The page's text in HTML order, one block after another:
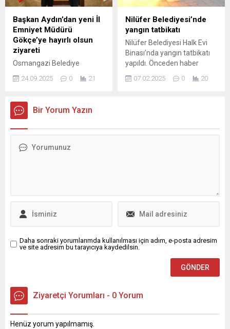
Haberlere göre çeşitli
ülkelerden gazeteler ve
haber ajansları bu gelişmeyi
sayfalarına taşıdı;
yorumlarda...
vücudunda salgılanan bu
kimyasalların duygu,
düşünce ve davranışlar
üzerindeki belirleyici rolü
bilimsel veriler ışığında ele
alındı. Osmangazi’de
yaşayan vatandaşların farklı
alanlarda bilinçlenerek
Başkan Aydın’dan yeni İl
Emniyet Müdürü
Gökçe’ye hayırlı olsun
ziyareti
Osmangazi Belediye
Başkanı Erkan Aydın, Bursa
İl Emniyet Müdürlüğü
Gökçe’yi makamında ziyaret
ederek, yeni görevinde
kararname ile Bursa’ya
diliyorum. Kurumlar arası iş...
24.09.2025 0 21
Nilüfer Belediyesi’nde
yangın tatbikatı
Nilüfer Belediyesi Halk Evi
Binası’nda yangın tatbikatı
yapıldı. Önceden haber
verilmeden gerçekleşen
tatbikatta binadakiler, 4
07.02.2025 0 20
Bir Yorum Yazın
Daha sonraki yorumlarımda kullanılması için adım, e-posta adresim
ve site adresim bu tarayıcıya kaydedilsin.
Ziyaretçi Yorumları - 0 Yorum
Henüz yorum yapılmamış.